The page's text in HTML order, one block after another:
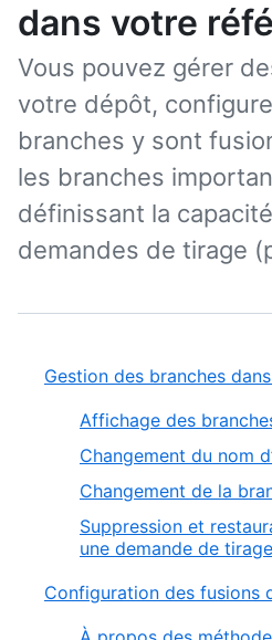
dans votre
Vous pouvez gérer
votre dépôt,
branches y sont
les branches
définissant la
demandes de tirage
Gestion des branches
Affichage des
Changement du nom
Changement de la
Suppression et
une demande de tirage
Configuration des fusions